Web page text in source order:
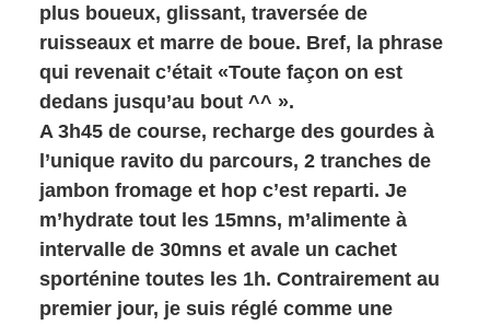
plus boueux, glissant, traversée de
ruisseaux et marre de boue. Bref, la phrase
qui revenait c’était «Toute façon on est
dedans jusqu’au bout ^^ ».
A 3h45 de course, recharge des gourdes à
l’unique ravito du parcours, 2 tranches de
jambon fromage et hop c’est reparti. Je
m’hydrate tout les 15mns, m’alimente à
intervalle de 30mns et avale un cachet
sporténine toutes les 1h. Contrairement au
premier jour, je suis réglé comme une